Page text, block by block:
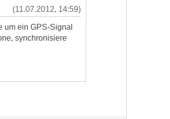
(11.07.2012, 14:59)
um ein GPS-Signal
synchronisiere